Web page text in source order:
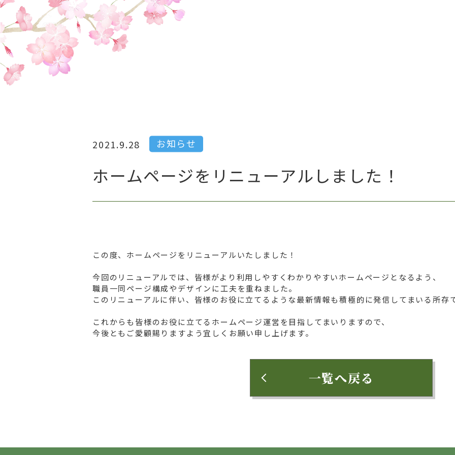
2021.9.28 お知らせ
ホームページをリニューアルしました！
この度、ホームページをリニューアルいたしました！
今回のリニューアルでは、皆様がより利用しやすくわかりやすいホームページとなるよう、
職員一同ページ構成やデザインに工夫を重ねました。
このリニューアルに伴い、皆様のお役に立てるような最新情報も積極的に発信してまいる所存
これからも皆様のお役に立てるホームページ運営を目指してまいりますので、
今後ともご愛顧賜りますよう宜しくお願い申し上げます。
一覧へ戻る